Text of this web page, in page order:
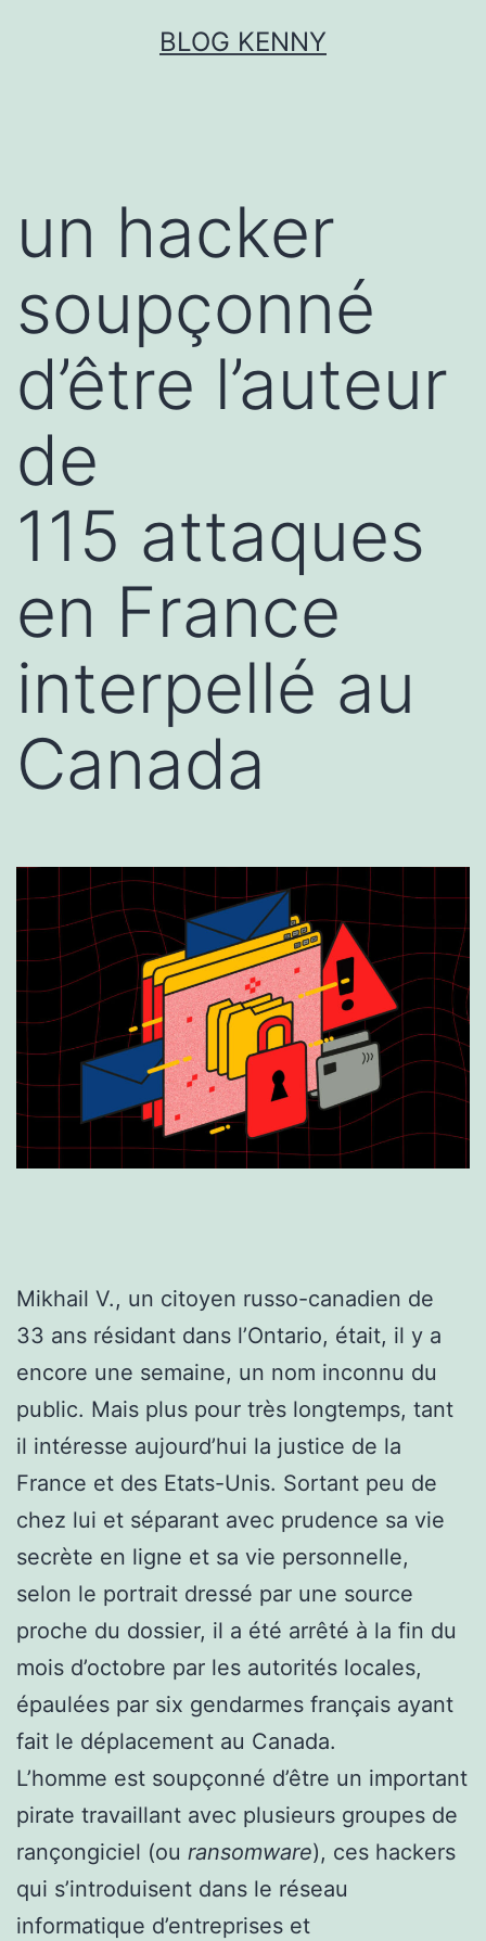
BLOG KENNY
un hacker
soupçonné
d’être l’auteur
de
115 attaques
en France
interpellé au
Canada
Mikhail V., un citoyen russo-canadien de
33 ans résidant dans l’Ontario, était, il y a
encore une semaine, un nom inconnu du
public. Mais plus pour très longtemps, tant
il intéresse aujourd’hui la justice de la
France et des Etats-Unis. Sortant peu de
chez lui et séparant avec prudence sa vie
secrète en ligne et sa vie personnelle,
selon le portrait dressé par une source
proche du dossier, il a été arrêté à la fin du
mois d’octobre par les autorités locales,
épaulées par six gendarmes français ayant
fait le déplacement au Canada.
L’homme est soupçonné d’être un important
pirate travaillant avec plusieurs groupes de
rançongiciel (ou ransomware), ces hackers
qui s’introduisent dans le réseau
informatique d’entreprises et